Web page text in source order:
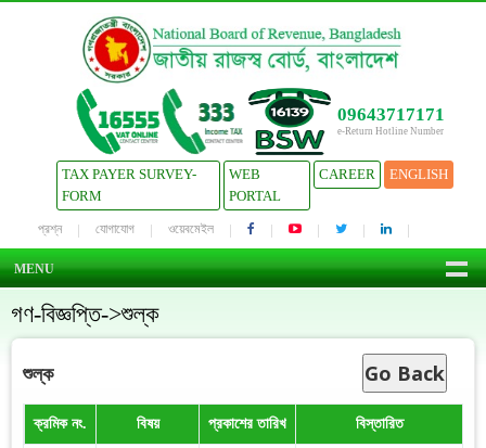
09643717171
e-Return Hotline Number
TAX PAYER SURVEY-
FORM
WEB
PORTAL
CAREER ENGLISH
প্রশ্ন যোগাযোগ ওয়েবমেইল
MENU
গণ-বিজ্ঞপ্তি->শুল্ক
শুল্ক Go Back
ক্রমিক নং. বিষয় প্রকাশের তারিখ বিস্তারিত